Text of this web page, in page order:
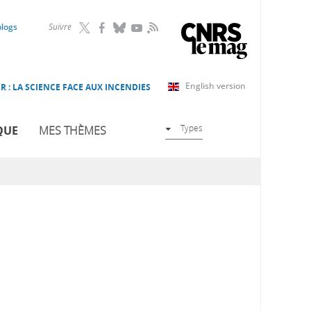
Suivre RSS
English version
: LA SCIENCE FACE AUX INCENDIES
MES THÈMES Types